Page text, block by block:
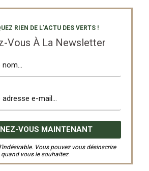
RIEN DE L'ACTU DES VERTS !
Vous À La Newsletter
Vous pouvez vous désinscrire
quand vous le souhaitez.
les demies…
journée, nos U18...